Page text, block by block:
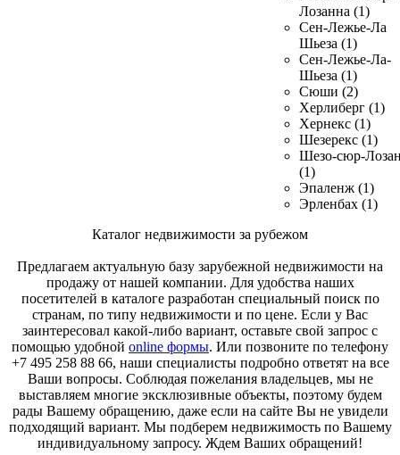
Лозанна (1)
Сен-Лежье-Ла
Шьеза (1)
Сен-Лежье-Ла-
Шьеза (1)
Сюши (2)
Херлиберг (1)
Хернекс (1)
Шезерекс (1)
Шезо-сюр-
(1)
Эпаленж (1)
Эрленбах (1)
Каталог недвижимости за рубежом
Предлагаем актуальную базу зарубежной недвижимости на
продажу от нашей компании. Для удобства наших
посетителей в каталоге разработан специальный поиск по
странам, по типу недвижимости и по цене. Если у Вас
заинтересовал какой-либо вариант, оставьте свой запрос с
помощью удобной online формы. Или позвоните по телефону
+7 495 258 88 66, наши специалисты подробно ответят на все
Ваши вопросы. Соблюдая пожелания владельцев, мы не
выставляем многие эксклюзивные объекты, поэтому будем
рады Вашему обращению, даже если на сайте Вы не увидели
подходящий вариант. Мы подберем недвижимость по Вашему
индивидуальному запросу. Ждем Ваших обращений!